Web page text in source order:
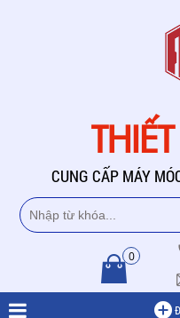
CUNG CẤP MÁY
0